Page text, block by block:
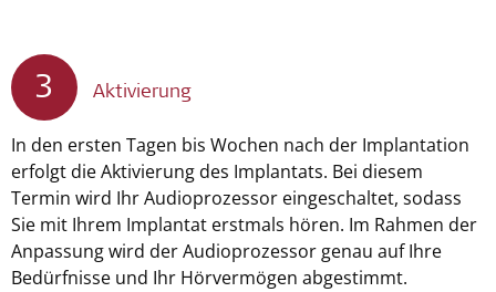
3 Aktivierung
In den ersten Tagen bis Wochen nach der Implantation
erfolgt die Aktivierung des Implantats. Bei diesem
Termin wird Ihr Audioprozessor eingeschaltet, sodass
Sie mit Ihrem Implantat erstmals hören. Im Rahmen der
Anpassung wird der Audioprozessor genau auf Ihre
Bedürfnisse und Ihr Hörvermögen abgestimmt.